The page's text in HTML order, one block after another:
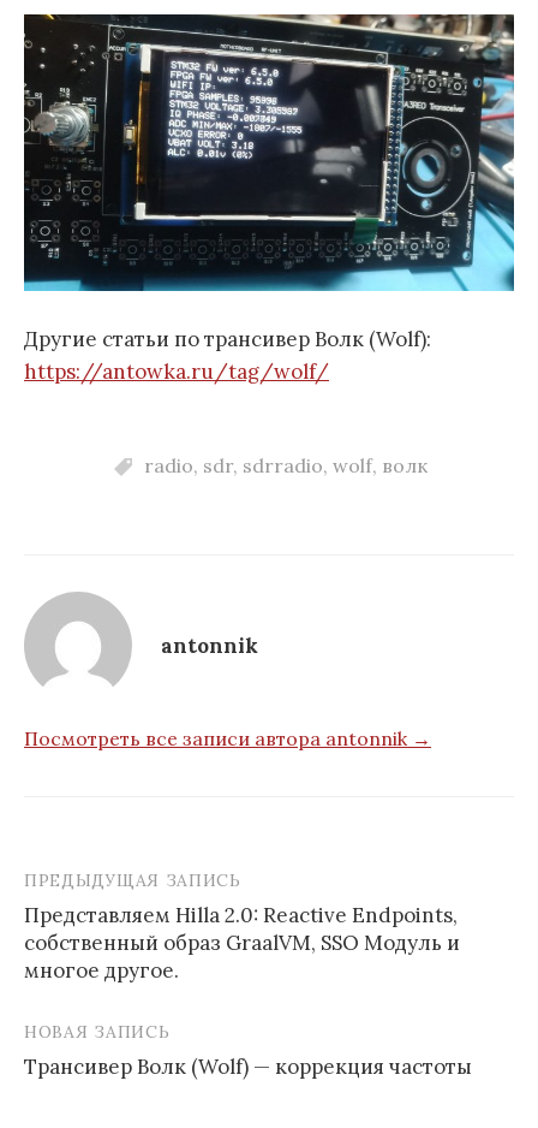
Другие статьи по трансивер Волк (Wolf):
https://antowka.ru/tag/wolf/
radio, sdr, sdrradio, wolf, волк
antonnik
Посмотреть все записи автора antonnik →
Навигация
по
записям
ПРЕДЫДУЩАЯ ЗАПИСЬ
Представляем Hilla 2.0: Reactive Endpoints,
собственный образ GraalVM, SSO Модуль и
многое другое.
НОВАЯ ЗАПИСЬ
Tрансивер Волк (Wolf) — коррекция частоты